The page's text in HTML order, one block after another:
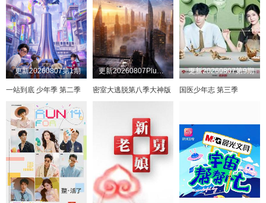
更新20260807第1期
一站到底 少年季 第二季
更新20260807Plus版第3期
密室大逃脱第八季大神版
更新20260807第9期
国医少年志 第三季